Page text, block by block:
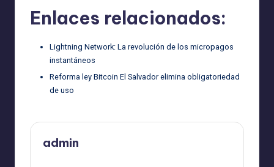
Enlaces relacionados:
Lightning Network: La revolución de los micropagos
instantáneos
Reforma ley Bitcoin El Salvador elimina obligatoriedad
de uso
admin